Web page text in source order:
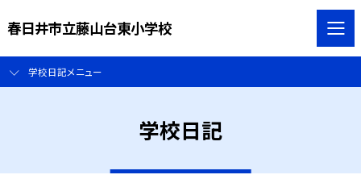
春日井市立藤山台東小学校
学校日記メニュー
学校日記